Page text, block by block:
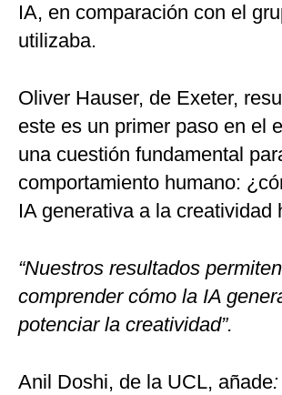
IA, en comparación con el
utilizaba.
Oliver Hauser, de Exeter,
este es un primer paso en el
una cuestión fundamental
comportamiento humano:
IA generativa a la creatividad
“Nuestros resultados permiten
comprender cómo la IA
potenciar la creatividad”.
Anil Doshi, de la UCL, añade